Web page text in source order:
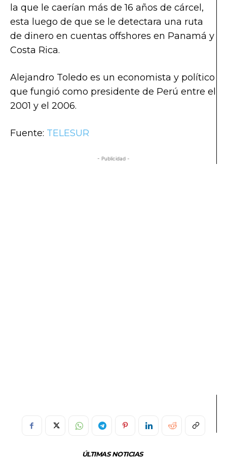
la que le caerían más de 16 años de cárcel,
esta luego de que se le detectara una ruta
de dinero en cuentas offshores en Panamá y
Costa Rica.
Alejandro Toledo es un economista y político
que fungió como presidente de Perú entre el
2001 y el 2006.
Fuente: TELESUR
- Publicidad -
ÚLTIMAS NOTICIAS